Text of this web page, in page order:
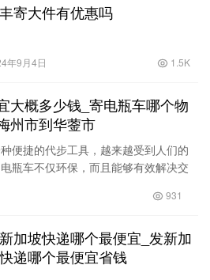
寄大件有优惠吗
年9月4日 1.5K
大概多少钱_寄电瓶车哪个物
州市到华蓥市
便捷的代步工具，越来越受到人们的
瓶车不仅环保，而且能够有效解决交
931
加坡快递哪个最便宜_发新加
递哪个最便宜省钱